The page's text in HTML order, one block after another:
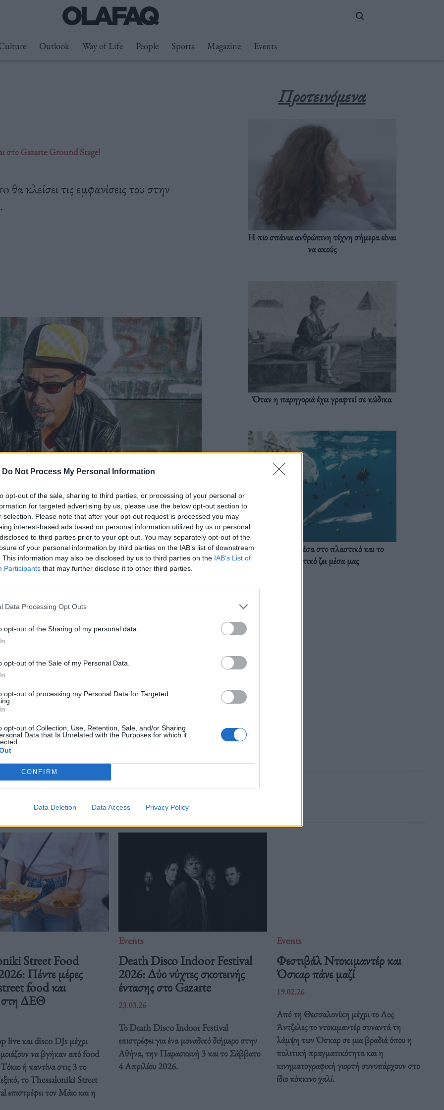
Do Not Process My Personal Information
opt-out of the sale, sharing to third parties, or processing of your personal or
for targeted advertising by us, please use the below opt-out section to
selection. Please note that after your opt-out request is processed you may
interest-based ads based on personal information utilized by us or personal
to third parties prior to your opt-out. You may separately opt-out of the
of your personal information by third parties on the IAB’s list of downstream
This information may also be disclosed by us to third parties on the IAB’s List of
Participants that may further disclose it to other third parties.
Data Processing Opt Outs
opt-out of the Sharing of my personal data.
opt-out of the Sale of my Personal Data.
opt-out of processing my Personal Data for Targeted
opt-out of Collection, Use, Retention, Sale, and/or Sharing
Data that Is Unrelated with the Purposes for which it
CONFIRM
Data Deletion Data Access Privacy Policy
Outlook Way of Life People Sports Magazine Events
στο Gazarte Ground Stage!
κλείσει τις εμφανίσεις του στην
κλείσει τις εμφανίσεις του στην
→
,skater,Tommy Guerrero, συναυλία
Προτεινόμενα
Η πιο σπάνια ανθρώπινη τέχνη σήμερα είναι
να ακούς
Όταν η παρηγοριά έχει γραφτεί σε κώδικα
Ζούμε ήδη μέσα στο πλαστικό και το
πλαστικό ζει μέσα μας
Δείτε επίσης
Street Food
Πέντε μέρες
food και
στη ΔΕΘ
και disco DJs μέχρι
μοιάζουν να βγήκαν από food
ή καντίνα στις 3 το
το Thessaloniki Street
επιστρέφει τον Μάιο και η
Events
Death Disco Indoor Festival
2026: Δύο νύχτες σκοτεινής
έντασης στο Gazarte
23.03.26
Το Death Disco Indoor Festival
επιστρέφει για ένα μοναδικό διήμερο στην
Αθήνα, την Παρασκευή 3 και το Σάββατο
4 Απριλίου 2026.
Events
Φεστιβάλ Ντοκιμαντέρ και
Όσκαρ πάνε μαζί
19.02.26
Από τη Θεσσαλονίκη μέχρι το Λος
Άντζελες το ντοκιμαντέρ συναντά τη
λάμψη των Όσκαρ σε μια βραδιά όπου η
πολιτική πραγματικότητα και η
κινηματογραφική γιορτή συνυπάρχουν στο
ίδιο κόκκινο χαλί.